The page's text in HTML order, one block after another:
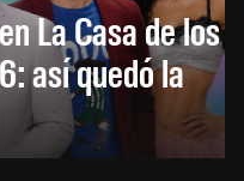
La Casa de los
así quedó la